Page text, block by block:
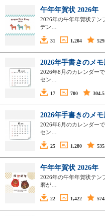
午年年賀状 2026
2026年の午年年賀状テン
デン…
31 1,204
2026年手書きのメ
2026年8月のカレンダー
セン…
17 700 304.5
2026年手書きのメ
2026年6月のカレンダー
セン…
25 1,280
午年年賀状 2026
2026年の午年年賀状テン
磨が…
22 1,422